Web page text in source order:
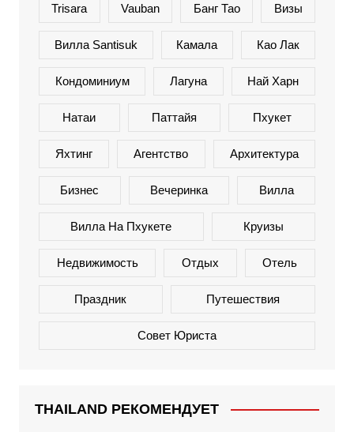
Trisara Vauban Банг Тао Визы
Вилла Santisuk Камала Као Лак
Кондоминиум Лагуна Най Харн
Натаи Паттайя Пхукет
Яхтинг Агентство Архитектура
Бизнес Вечеринка Вилла
Вилла На Пхукете Круизы
Недвижимость Отдых Отель
Праздник Путешествия
Совет Юриста
THAILAND РЕКОМЕНДУЕТ